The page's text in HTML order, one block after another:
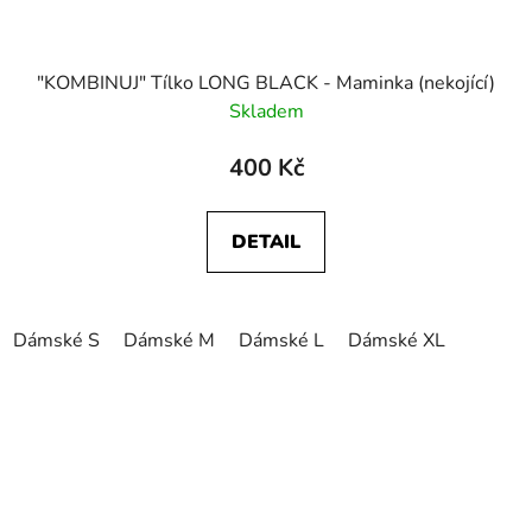
"KOMBINUJ" Tílko LONG BLACK - Maminka (nekojící)
Skladem
400 Kč
DETAIL
Dámské S Dámské M Dámské L Dámské XL